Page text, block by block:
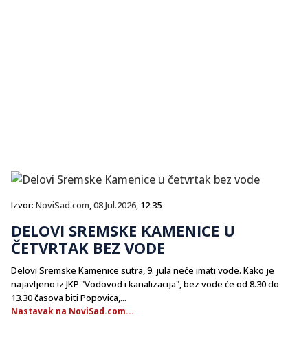
Izvor: NoviSad.com,08.Jul.2026, 12:35
DELOVI SREMSKE KAMENICE U
ČETVRTAK BEZ VODE
Delovi Sremske Kamenice sutra, 9. jula neće imati vode. Kako je
najavljeno iz JKP "Vodovod i kanalizacija", bez vode će od 8.30 do
13.30 časova biti Popovica,...
Nastavak na NoviSad.com...